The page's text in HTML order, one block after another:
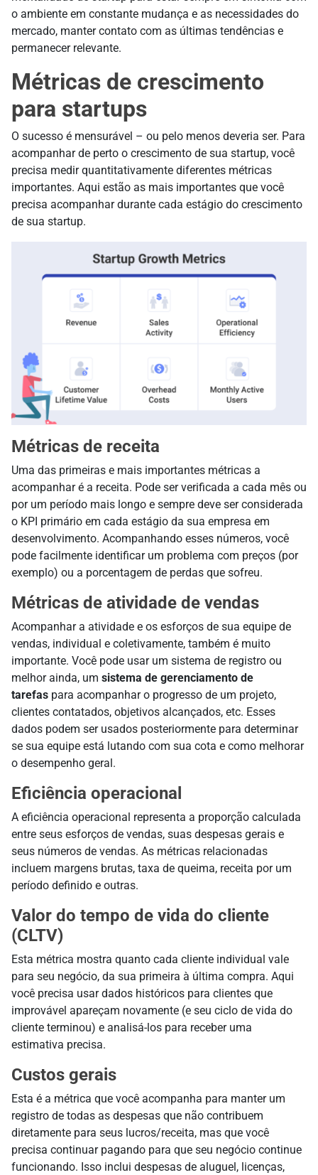
o ambiente em constante mudança e as necessidades do
mercado, manter contato com as últimas tendências e
permanecer relevante.
Métricas de crescimento
para startups
O sucesso é mensurável – ou pelo menos deveria ser. Para
acompanhar de perto o crescimento de sua startup, você
precisa medir quantitativamente diferentes métricas
importantes. Aqui estão as mais importantes que você
precisa acompanhar durante cada estágio do crescimento
de sua startup.
Métricas de receita
Uma das primeiras e mais importantes métricas a
acompanhar é a receita. Pode ser verificada a cada mês ou
por um período mais longo e sempre deve ser considerada
o KPI primário em cada estágio da sua empresa em
desenvolvimento. Acompanhando esses números, você
pode facilmente identificar um problema com preços (por
exemplo) ou a porcentagem de perdas que sofreu.
Métricas de atividade de vendas
Acompanhar a atividade e os esforços de sua equipe de
vendas, individual e coletivamente, também é muito
importante. Você pode usar um sistema de registro ou
melhor ainda, um sistema de gerenciamento de
tarefas para acompanhar o progresso de um projeto,
clientes contatados, objetivos alcançados, etc. Esses
dados podem ser usados posteriormente para determinar
se sua equipe está lutando com sua cota e como melhorar
o desempenho geral.
Eficiência operacional
A eficiência operacional representa a proporção calculada
entre seus esforços de vendas, suas despesas gerais e
seus números de vendas. As métricas relacionadas
incluem margens brutas, taxa de queima, receita por um
período definido e outras.
Valor do tempo de vida do cliente
(CLTV)
Esta métrica mostra quanto cada cliente individual vale
para seu negócio, da sua primeira à última compra. Aqui
você precisa usar dados históricos para clientes que
improvável apareçam novamente (e seu ciclo de vida do
cliente terminou) e analisá-los para receber uma
estimativa precisa.
Custos gerais
Esta é a métrica que você acompanha para manter um
registro de todas as despesas que não contribuem
diretamente para seus lucros/receita, mas que você
precisa continuar pagando para que seu negócio continue
funcionando. Isso inclui despesas de aluguel, licenças,